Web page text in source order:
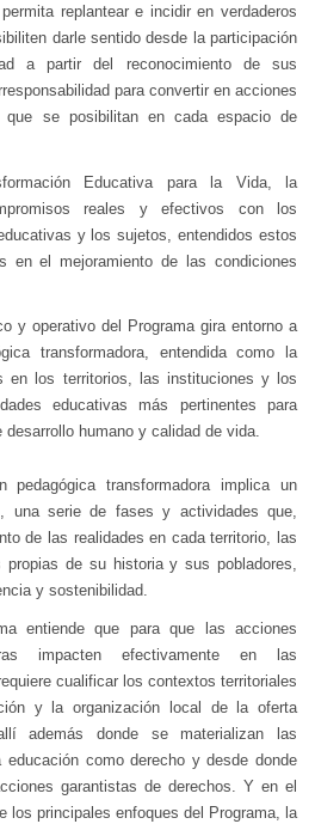
replantear e incidir en verdaderos
darle sentido desde la participación
a partir del reconocimiento de sus
para convertir en acciones
que se posibilitan en cada espacio de
Educativa para la Vida, la
reales y efectivos con los
y los sujetos, entendidos estos
en el mejoramiento de las condiciones
y operativo del Programa gira entorno a
transformadora, entendida como la
en los territorios, las instituciones y los
educativas más pertinentes para
humano y calidad de vida.
pedagógica transformadora implica un
una serie de fases y actividades que,
de las realidades en cada territorio, las
de su historia y sus pobladores,
y sostenibilidad.
entiende que para que las acciones
impacten efectivamente en las
cualificar los contextos territoriales
y la organización local de la oferta
además donde se materializan las
como derecho y desde donde
garantistas de derechos. Y en el
los principales enfoques del Programa, la